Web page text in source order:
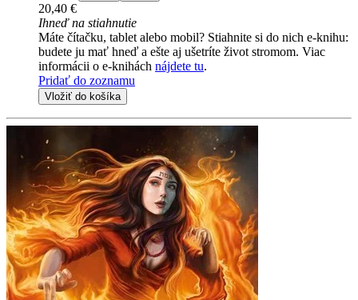
20,40 €
Ihneď na stiahnutie
Máte čítačku, tablet alebo mobil? Stiahnite si do nich e-knihu:
budete ju mať hneď a ešte aj ušetríte život stromom. Viac
informácii o e-knihách nájdete tu.
Pridať do zoznamu
Vložiť do košíka